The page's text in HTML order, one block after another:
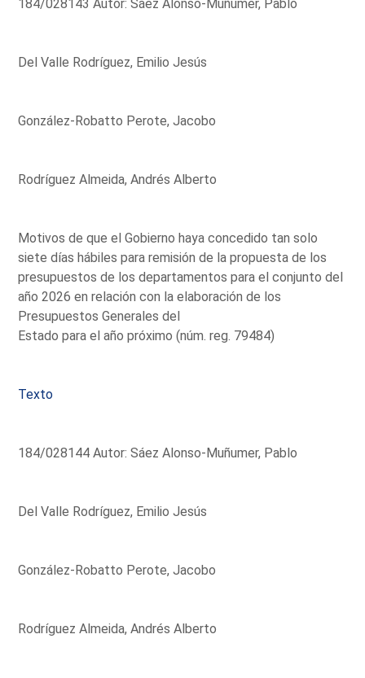
184/028143 Autor: Sáez Alonso-Muñumer, Pablo
Del Valle Rodríguez, Emilio Jesús
González-Robatto Perote, Jacobo
Rodríguez Almeida, Andrés Alberto
Motivos de que el Gobierno haya concedido tan solo
siete días hábiles para remisión de la propuesta de los
presupuestos de los departamentos para el conjunto del
año 2026 en relación con la elaboración de los
Presupuestos Generales del
Estado para el año próximo (núm. reg. 79484)
Texto
184/028144 Autor: Sáez Alonso-Muñumer, Pablo
Del Valle Rodríguez, Emilio Jesús
González-Robatto Perote, Jacobo
Rodríguez Almeida, Andrés Alberto